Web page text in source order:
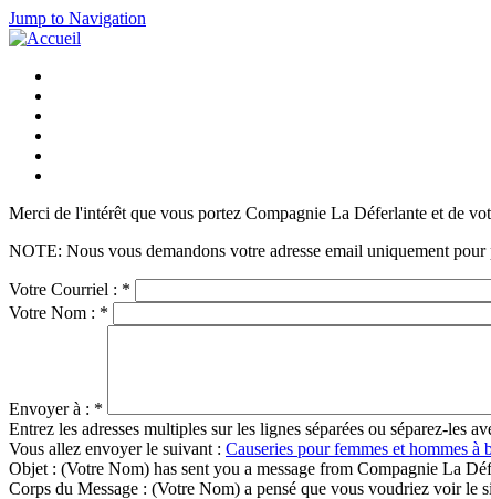
Jump to Navigation
Merci de l'intérêt que vous portez Compagnie La Déferlante et de
NOTE: Nous vous demandons votre adresse email uniquement
Votre Courriel : *
Votre Nom : *
Envoyer à : *
Entrez les adresses multiples sur les lignes séparées ou séparez-les
Vous allez envoyer le suivant : Causeries pour femmes et hommes à
Objet : (Votre Nom) has sent you a message from Compagnie La
Corps du Message : (Votre Nom) a pensé que vous voudriez voir le